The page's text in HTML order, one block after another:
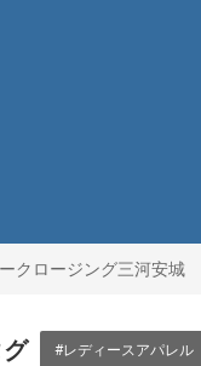
クロージング三河安城
#レディースアパレル